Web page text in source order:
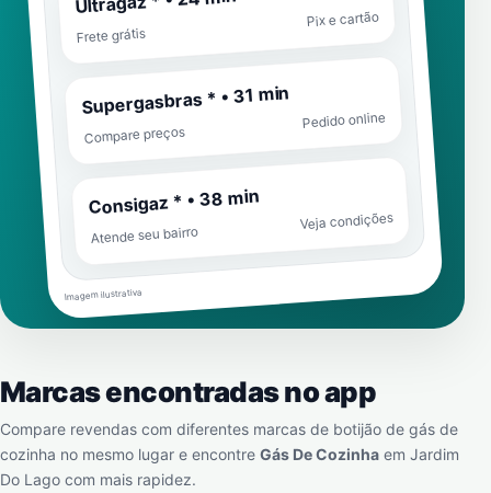
Frete grátis
Pix e cartão
Supergasbras * • 31 min
Compare preços
Pedido online
Consigaz * • 38 min
Atende seu bairro
Veja condições
Imagem ilustrativa
Marcas encontradas no app
Compare revendas com diferentes marcas de botijão de gás de
cozinha no mesmo lugar e encontre Gás De Cozinha em Jardim
Do Lago com mais rapidez.